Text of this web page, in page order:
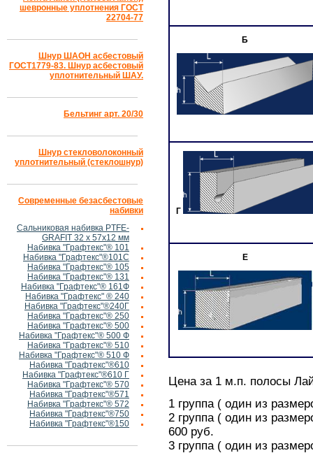
шевронные уплотнения ГОСТ
22704-77
Шнур ШАОН асбестовый
ГОСТ1779-83. Шнур асбестовый
уплотнительный ШАУ.
Бельтинг арт. 20/30
Шнур стекловолоконный
уплотнительный (стеклошнур)
Современные безасбестовые
набивки
Сальниковая набивка PTFE-
GRAFIT 32 х 57х12 мм
Набивка "Графтекс"® 101
Набивка "Графтекс"®101С
Набивка "Графтекс"® 105
Набивка "Графтекс"® 131
Набивка "Графтекс"® 161Ф
Набивка "Графтекс" ® 240
Набивка "Графтекс"®240Г
Набивка "Графтекс"® 250
Набивка "Графтекс"® 500
Набивка "Графтекс"® 500 Ф
Набивка "Графтекс"® 510
Набивка "Графтекс"® 510 Ф
Набивка "Графтекс"®610
Набивка "Графтекс"®610 Г
Набивка "Графтекс"® 570
Набивка "Графтекс"®571
Набивка "Графтекс"® 572
Набивка "Графтекс"®750
Набивка "Графтекс"®150
Б
Г
Е
Цена за 1 м.п. полосы
1 группа ( один из
2 группа ( один из
600 руб.
3 группа ( один из